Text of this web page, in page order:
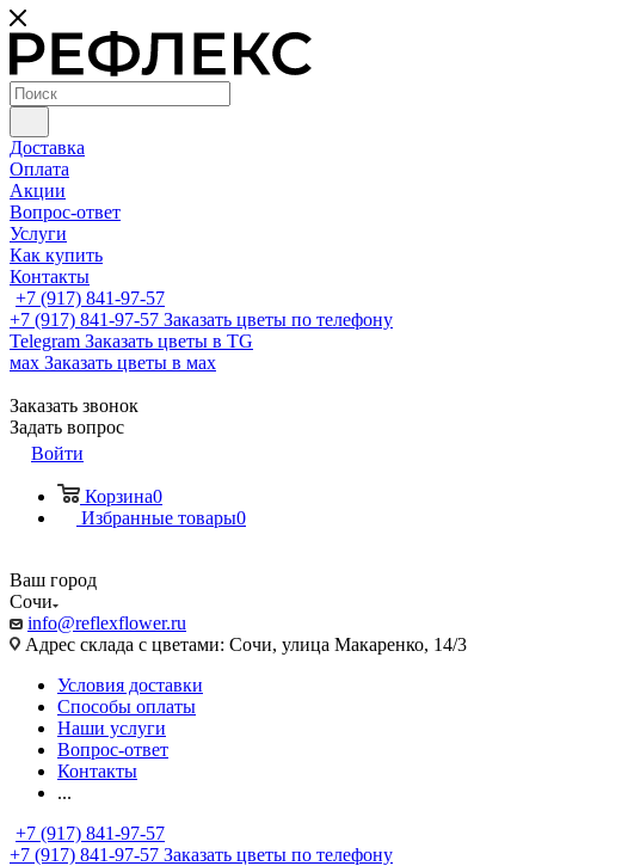
Доставка
Оплата
Акции
Вопрос-ответ
Услуги
Как купить
Контакты
+7 (917) 841-97-57
+7 (917) 841-97-57 Заказать цветы по телефону
Telegram Заказать цветы в TG
мах Заказать цветы в мах
Заказать звонок
Задать вопрос
Войти
Корзина0
Избранные товары0
Ваш город
Сочи
info@reflexflower.ru
Адрес склада с цветами: Сочи, улица Макаренко, 14/3
Условия доставки
Способы оплаты
Наши услуги
Вопрос-ответ
Контакты
...
+7 (917) 841-97-57
+7 (917) 841-97-57 Заказать цветы по телефону